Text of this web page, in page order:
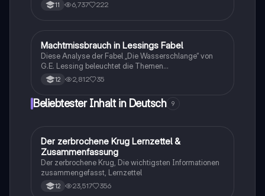
bedeutende Autoren und Werke sowie die
Romantik, Expressionismus und Literatur nach 1945.
Ideal für Studierende der Literaturwissenschaft.
11 6,737 222
Deutsch
Machtmissbrauch in Lessings Fabel
Diese Analyse der Fabel „Die Wasserschlange“ von
G.E. Lessing beleuchtet die Themen
Machtmissbrauch und die Rolle des Herrschers.
Erfahren Sie, wie die Wasserschlange als tyrannischer
König die Frösche ausbeutet und welche zeitlosen
gesellschaftlichen Kritiken in der Erzählung verborgen
12 2,812 35
Beliebtester Inhalt in Deutsch 9
Deutsch
Der zerbrochene Krug Lernzettel &
Zusammenfassung
Der zerbrochene Krug, Die wichtigsten Informationen
zusammengefasst, Lernzettel
12 23,517 356